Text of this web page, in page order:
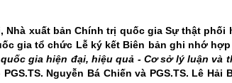
Nhà xuất bản Chính trị quốc gia Sự thật phối
gia tổ chức Lễ ký kết Biên bản ghi nhớ
gia hiện đại, hiệu quả - Cơ sở lý luận và
Nguyễn Bá Chiến và PGS.TS. Lê Hải